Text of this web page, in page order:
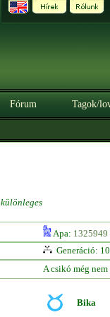
Fórum Tagok/
különleges
Apa: 1325949
Generáció:
A csikó még
Bika